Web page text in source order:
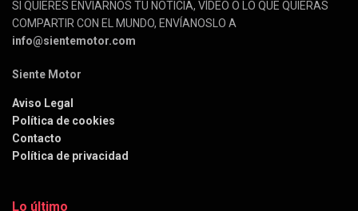
SI QUIERES ENVIARNOS TU NOTICIA, VÍDEO O LO QUE QUIERAS
COMPARTIR CON EL MUNDO, ENVÍANOSLO A
info@sientemotor.com
Siente Motor
Aviso Legal
Política de cookies
Contacto
Política de privacidad
Lo último